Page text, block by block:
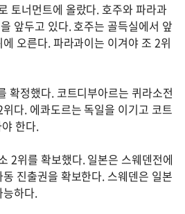
토너먼트에 올랐다. 호주와 파라과
앞두고 있다. 호주는 골득실에서 앞
오른다. 파라과이는 이겨야 조 2위
확정했다. 코트디부아르는 퀴라소전
다. 에콰도르는 독일을 이기고 코트
한다.
2위를 확보했다. 일본은 스웨덴전에
진출권을 확보한다. 스웨덴은 일본
하다.